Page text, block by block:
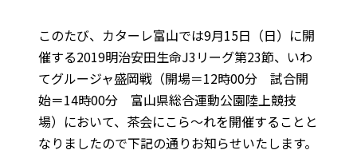
このたび、カターレ富山では9月15日（日）に開
催する2019明治安田生命J3リーグ第23節、いわ
てグルージャ盛岡戦（開場＝12時00分 試合開
始＝14時00分 富山県総合運動公園陸上競技
場）において、茶会にこら～れを開催することと
なりましたので下記の通りお知らせいたします。